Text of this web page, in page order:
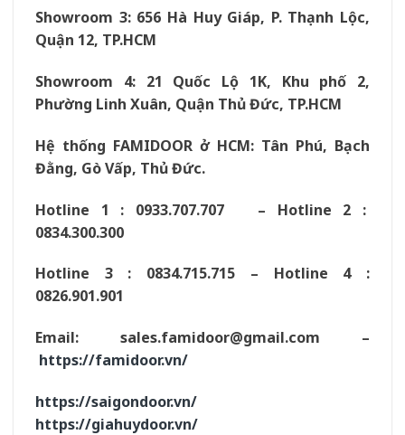
Showroom 3: 656 Hà Huy Giáp, P. Thạnh Lộc,
Quận 12, TP.HCM
Showroom 4: 21 Quốc Lộ 1K, Khu phố 2,
Phường Linh Xuân, Quận Thủ Đức, TP.HCM
Hệ thống FAMIDOOR ở HCM: Tân Phú, Bạch
Đằng, Gò Vấp, Thủ Đức.
Hotline 1 : 0933.707.707 – Hotline 2 :
0834.300.300
Hotline 3 : 0834.715.715 – Hotline 4 :
0826.901.901
Email: sales.famidoor@gmail.com –
https://famidoor.vn/
https://saigondoor.vn/
https://giahuydoor.vn/